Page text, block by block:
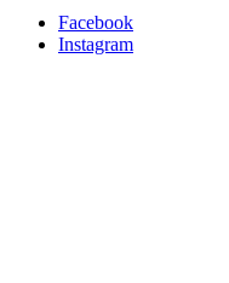
Facebook
Instagram